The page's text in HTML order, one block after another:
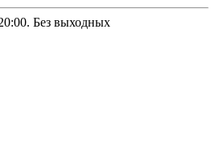
Без выходных